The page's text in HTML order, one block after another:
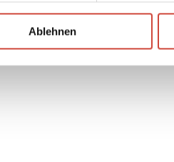
Ablehnen